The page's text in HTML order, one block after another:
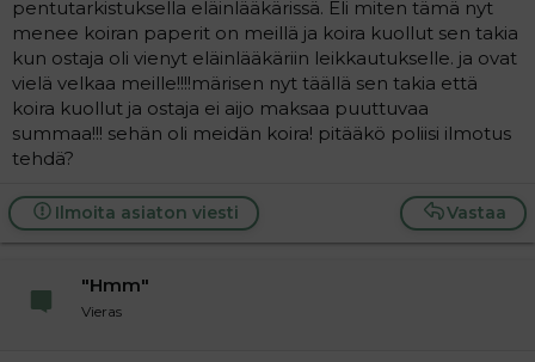
a
pentutarkistuksella eläinlääkärissä. Eli miten tämä nyt
menee koiran paperit on meillä ja koira kuollut sen takia
kun ostaja oli vienyt eläinlääkäriin leikkautukselle. ja ovat
vielä velkaa meille!!!!märisen nyt täällä sen takia että
koira kuollut ja ostaja ei aijo maksaa puuttuvaa
summaa!!! sehän oli meidän koira! pitääkö poliisi ilmotus
tehdä?
Vastaa
Ilmoita asiaton viesti
"Hmm"
Vieras